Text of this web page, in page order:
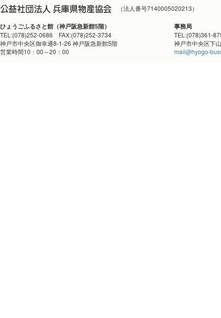
（法人番号7140005020213）
ひょうごふるさと館（神戸阪急新館5階）
TEL:(078)252-0686 FAX:(078)252-3734
神戸市中央区御幸通8-1-26 神戸阪急新館5階
営業時間10：00～20：00
事務局
TEL:(078)361-
神戸市中央区下
mail@hyogo-